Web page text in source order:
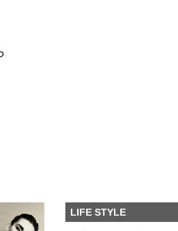
LIFE STYLE
ューテ
に入り
替えしたら、ど
どうやら俺のこ
2026.08.05